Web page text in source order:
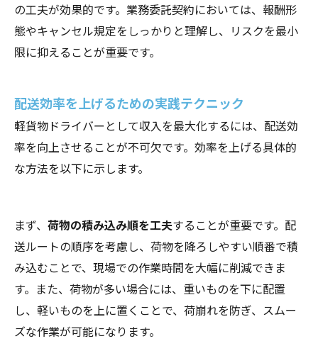
の工夫が効果的です。業務委託契約においては、報酬形
態やキャンセル規定をしっかりと理解し、リスクを最小
限に抑えることが重要です。
配送効率を上げるための実践テクニック
軽貨物ドライバーとして収入を最大化するには、配送効
率を向上させることが不可欠です。効率を上げる具体的
な方法を以下に示します。
まず、 荷物の積み込み順を工夫することが重要です。配
送ルートの順序を考慮し、荷物を降ろしやすい順番で積
み込むことで、現場での作業時間を大幅に削減できま
す。また、荷物が多い場合には、重いものを下に配置
し、軽いものを上に置くことで、荷崩れを防ぎ、スムー
ズな作業が可能になります。